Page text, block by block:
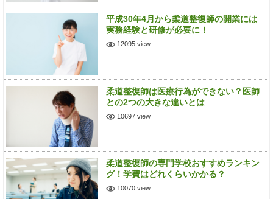
平成30年4月から柔道整復師の開業には
実務経験と研修が必要に！
12095 view
柔道整復師は医療行為ができない？医師
との2つの大きな違いとは
10697 view
柔道整復師の専門学校おすすめランキン
グ！学費はどれくらいかかる？
10070 view